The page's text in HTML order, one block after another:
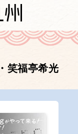
笑福亭希光